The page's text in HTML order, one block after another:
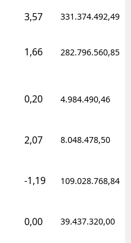
3,57 331.374.492,49
1,66 282.796.560,85
0,20 4.984.490,46
2,07 8.048.478,50
-1,19 109.028.768,84
0,00 39.437.320,00